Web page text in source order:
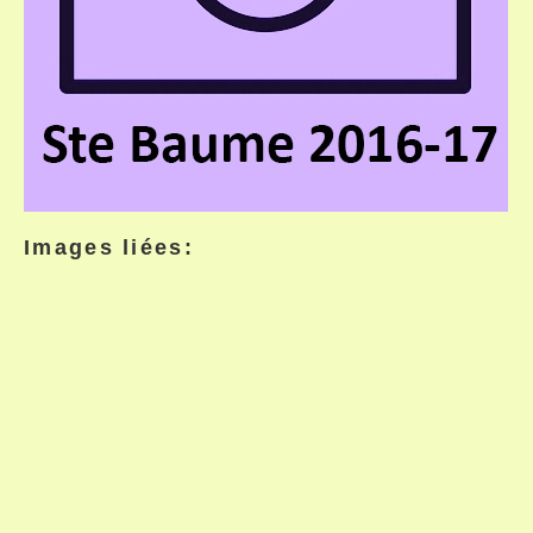
Images liées: